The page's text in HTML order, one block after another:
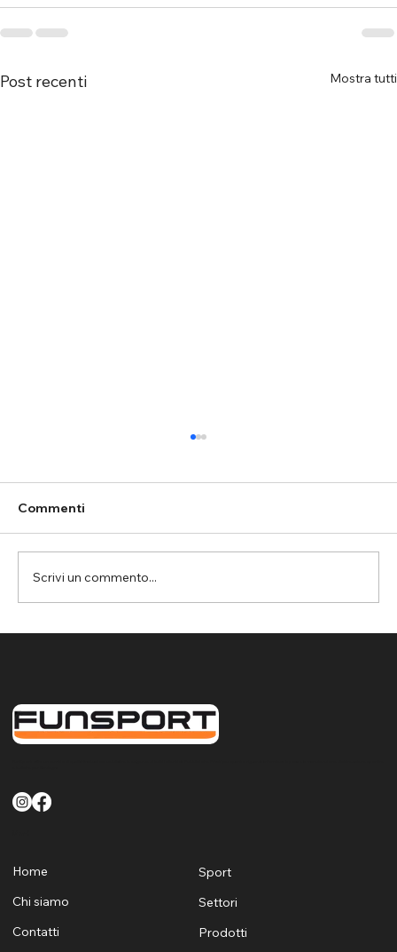
Post recenti Mostra tutti
Commenti
Scrivi un commento...
Home
Chi siamo
Contatti
Sport
Settori
Prodotti